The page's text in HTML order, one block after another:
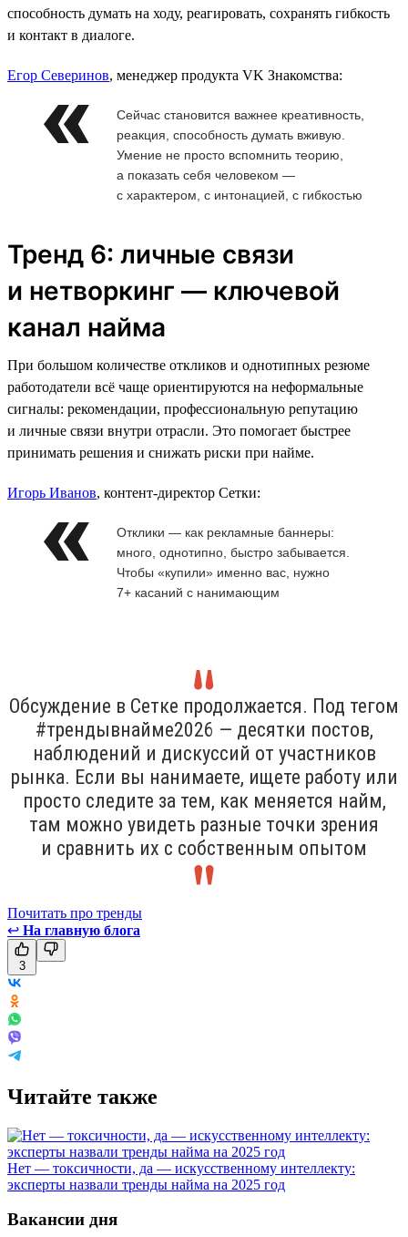
способность думать на ходу, реагировать, сохранять гибкость
и контакт в диалоге.
Егор Северинов, менеджер продукта VK Знакомства:
Сейчас становится важнее креативность,
реакция, способность думать вживую.
Умение не просто вспомнить теорию,
а показать себя человеком —
с характером, с интонацией, с гибкостью
Тренд 6: личные связи
и нетворкинг — ключевой
канал найма
При большом количестве откликов и однотипных резюме
работодатели всё чаще ориентируются на неформальные
сигналы: рекомендации, профессиональную репутацию
и личные связи внутри отрасли. Это помогает быстрее
принимать решения и снижать риски при найме.
Игорь Иванов, контент-директор Сетки:
Отклики — как рекламные баннеры:
много, однотипно, быстро забывается.
Чтобы «купили» именно вас, нужно
7+ касаний с нанимающим
Обсуждение в Сетке продолжается. Под тегом
#трендывнайме2026 — десятки постов,
наблюдений и дискуссий от участников
рынка. Если вы нанимаете, ищете работу или
просто следите за тем, как меняется найм,
там можно увидеть разные точки зрения
и сравнить их с собственным опытом
Почитать про тренды
↩ На главную блога
3
Читайте также
Нет — токсичности, да — искусственному интеллекту:
эксперты назвали тренды найма на 2025 год
Вакансии дня